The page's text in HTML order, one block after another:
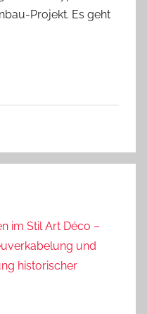
n
Projekt. Es geht
im Stil Art Déco –
und
historischer